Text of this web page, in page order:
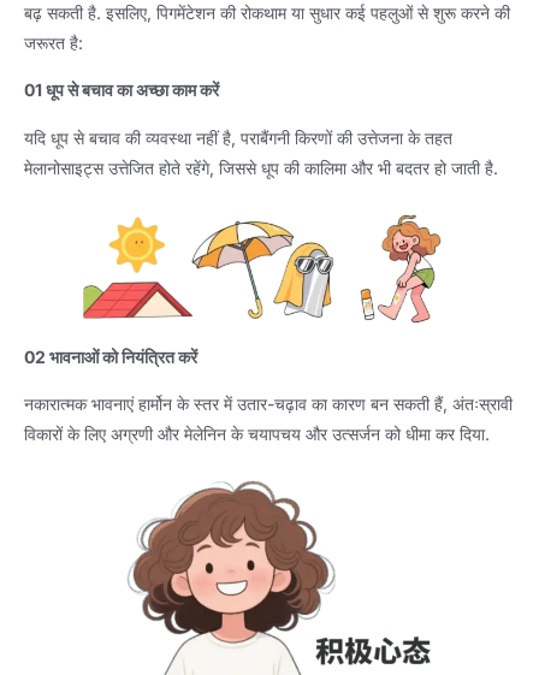
बढ़ सकती है. इसलिए, पिगमेंटेशन की रोकथाम या सुधार कई पहलुओं से शुरू करने की
जरूरत है:
01 धूप से बचाव का अच्छा काम करें
यदि धूप से बचाव की व्यवस्था नहीं है, पराबैंगनी किरणों की उत्तेजना के तहत
मेलानोसाइट्स उत्तेजित होते रहेंगे, जिससे धूप की कालिमा और भी बदतर हो जाती है.
02 भावनाओं को नियंत्रित करें
नकारात्मक भावनाएं हार्मोन के स्तर में उतार-चढ़ाव का कारण बन सकती हैं, अंतःस्रावी
विकारों के लिए अग्रणी और मेलेनिन के चयापचय और उत्सर्जन को धीमा कर दिया.